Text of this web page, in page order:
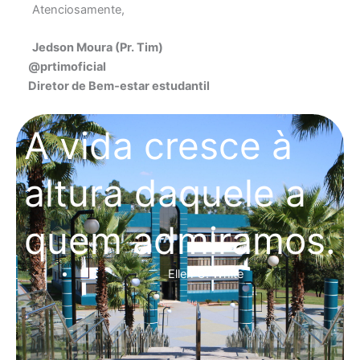
Atenciosamente,
Jedson Moura (Pr. Tim)
@prtimoficial
Diretor de Bem‑estar estudantil
A vida cresce à
altura daquele a
quem admiramos.
Ellen G. White